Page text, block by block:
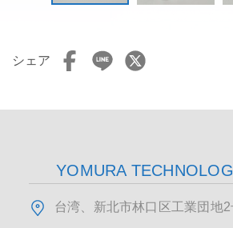
シェア
YOMURA
台湾、新北市林口区工業団地